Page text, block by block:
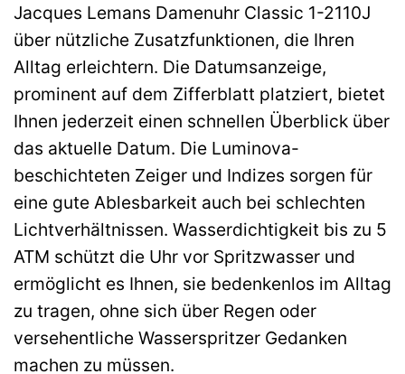
Jacques Lemans Damenuhr Classic 1-2110J
über nützliche Zusatzfunktionen, die Ihren
Alltag erleichtern. Die Datumsanzeige,
prominent auf dem Zifferblatt platziert, bietet
Ihnen jederzeit einen schnellen Überblick über
das aktuelle Datum. Die Luminova-
beschichteten Zeiger und Indizes sorgen für
eine gute Ablesbarkeit auch bei schlechten
Lichtverhältnissen. Wasserdichtigkeit bis zu 5
ATM schützt die Uhr vor Spritzwasser und
ermöglicht es Ihnen, sie bedenkenlos im Alltag
zu tragen, ohne sich über Regen oder
versehentliche Wasserspritzer Gedanken
machen zu müssen.